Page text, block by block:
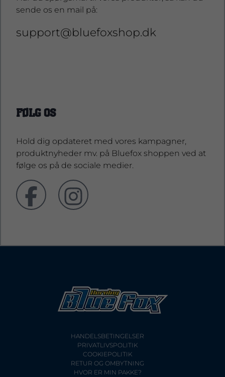
sende os en mail på:
support@bluefoxshop.dk
FØLG OS
Hold dig opdateret med vores kampagner,
produktnyheder mv. på Bluefox shoppen ved at
følge os på de sociale medier.
HANDELSBETINGELSER
PRIVATLIVSPOLITIK
COOKIEPOLITIK
RETUR OG OMBYTNING
HVOR ER MIN PAKKE?